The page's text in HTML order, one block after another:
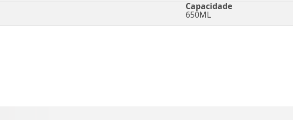
Capacidade
650ML